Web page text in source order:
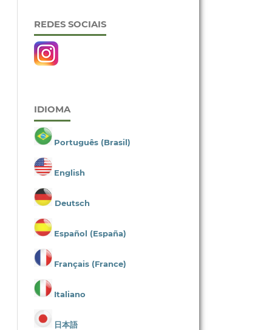
REDES SOCIAIS
IDIOMA
Português (Brasil)
English
Deutsch
Español (España)
Français (France)
Italiano
日本語